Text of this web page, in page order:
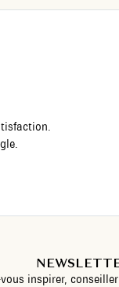
vous inspirer,